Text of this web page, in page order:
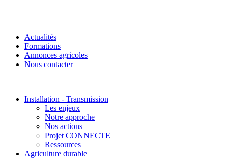
Actualités
Formations
Annonces agricoles
Nous contacter
Installation - Transmission
Les enjeux
Notre approche
Nos actions
Projet CONNECTE
Ressources
Agriculture durable